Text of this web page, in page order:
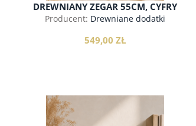
DREWNIANY ZEGAR 55CM, CYFRY
RZYMSKIE
Producent: Drewniane dodatki
549,00 ZŁ